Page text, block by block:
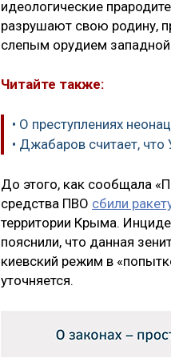
идеологические
разрушают свою родину,
слепым орудием
Читайте также:
• О преступлениях
• Джабаров считает,
До этого, как сообщала
средства ПВО сбили
территории Крыма.
пояснили, что данная
киевский режим в
уточняется.